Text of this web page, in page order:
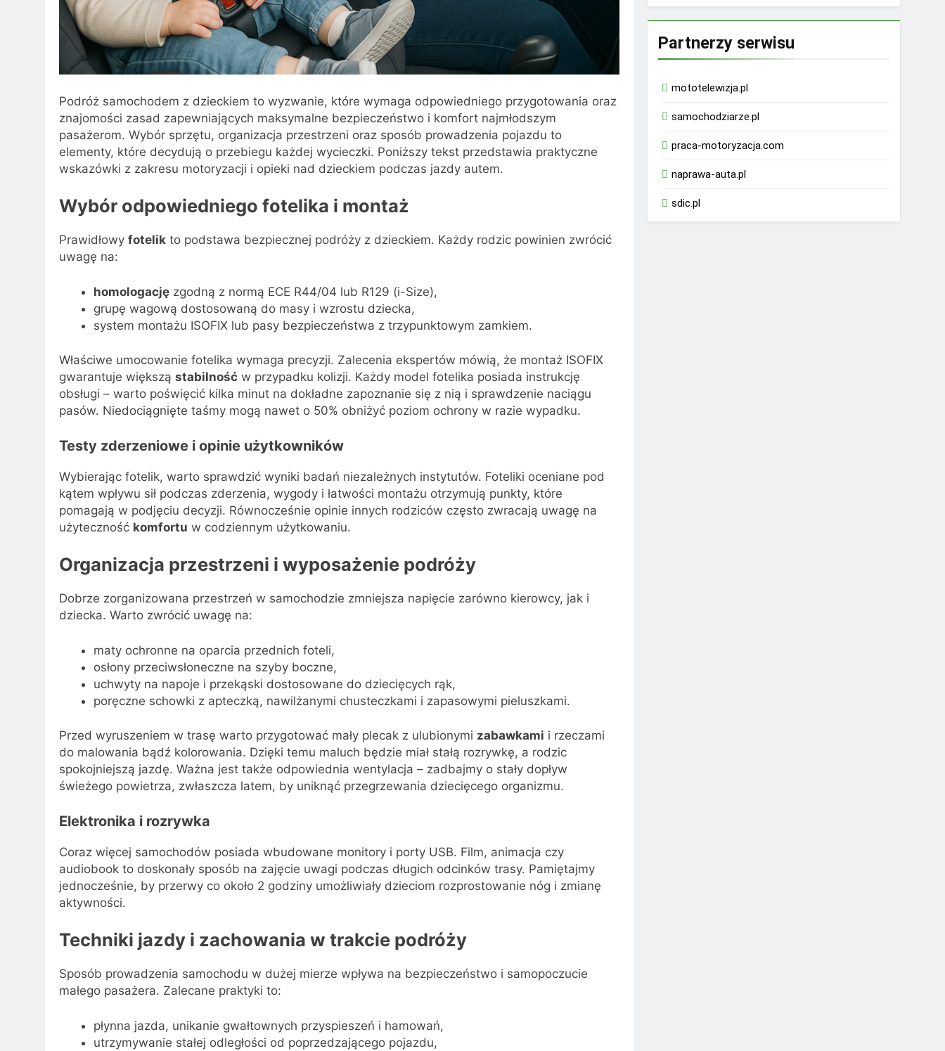
Podróż samochodem z dzieckiem to wyzwanie, które wymaga odpowiedniego przygotowania oraz
znajomości zasad zapewniających maksymalne bezpieczeństwo i komfort najmłodszym
pasażerom. Wybór sprzętu, organizacja przestrzeni oraz sposób prowadzenia pojazdu to
elementy, które decydują o przebiegu każdej wycieczki. Poniższy tekst przedstawia praktyczne
wskazówki z zakresu motoryzacji i opieki nad dzieckiem podczas jazdy autem.
Wybór odpowiedniego fotelika i montaż
Prawidłowy fotelik to podstawa bezpiecznej podróży z dzieckiem. Każdy rodzic powinien zwrócić
uwagę na:
homologacjęzgodną z normą ECE R44/04 lub R129 (i-Size),
grupę wagową dostosowaną do masy i wzrostu dziecka,
system montażu ISOFIX lub pasy bezpieczeństwa z trzypunktowym zamkiem.
Właściwe umocowanie fotelika wymaga precyzji. Zalecenia ekspertów mówią, że montaż ISOFIX
gwarantuje większą stabilność w przypadku kolizji. Każdy model fotelika posiada instrukcję
obsługi – warto poświęcić kilka minut na dokładne zapoznanie się z nią i sprawdzenie naciągu
pasów. Niedociągnięte taśmy mogą nawet o 50% obniżyć poziom ochrony w razie wypadku.
Testy zderzeniowe i opinie użytkowników
Wybierając fotelik, warto sprawdzić wyniki badań niezależnych instytutów. Foteliki oceniane pod
kątem wpływu sił podczas zderzenia, wygody i łatwości montażu otrzymują punkty, które
pomagają w podjęciu decyzji. Równocześnie opinie innych rodziców często zwracają uwagę na
użyteczność komfortu w codziennym użytkowaniu.
Organizacja przestrzeni i wyposażenie podróży
Dobrze zorganizowana przestrzeń w samochodzie zmniejsza napięcie zarówno kierowcy, jak i
dziecka. Warto zwrócić uwagę na:
maty ochronne na oparcia przednich foteli,
osłony przeciwsłoneczne na szyby boczne,
uchwyty na napoje i przekąski dostosowane do dziecięcych rąk,
poręczne schowki z apteczką, nawilżanymi chusteczkami i zapasowymi pieluszkami.
Przed wyruszeniem w trasę warto przygotować mały plecak z ulubionymi zabawkami i rzeczami
do malowania bądź kolorowania. Dzięki temu maluch będzie miał stałą rozrywkę, a rodzic
spokojniejszą jazdę. Ważna jest także odpowiednia wentylacja – zadbajmy o stały dopływ
świeżego powietrza, zwłaszcza latem, by uniknąć przegrzewania dziecięcego organizmu.
Elektronika i rozrywka
Coraz więcej samochodów posiada wbudowane monitory i porty USB. Film, animacja czy
audiobook to doskonały sposób na zajęcie uwagi podczas długich odcinków trasy. Pamiętajmy
jednocześnie, by przerwy co około 2 godziny umożliwiały dzieciom rozprostowanie nóg i zmianę
aktywności.
Techniki jazdy i zachowania w trakcie podróży
Sposób prowadzenia samochodu w dużej mierze wpływa na bezpieczeństwo i samopoczucie
małego pasażera. Zalecane praktyki to:
płynna jazda, unikanie gwałtownych przyspieszeń i hamowań,
utrzymywanie stałej odległości od poprzedzającego pojazdu,
Partnerzy serwisu
mototelewizja.pl
samochodziarze.pl
praca-motoryzacja.com
naprawa-auta.pl
sdic.pl